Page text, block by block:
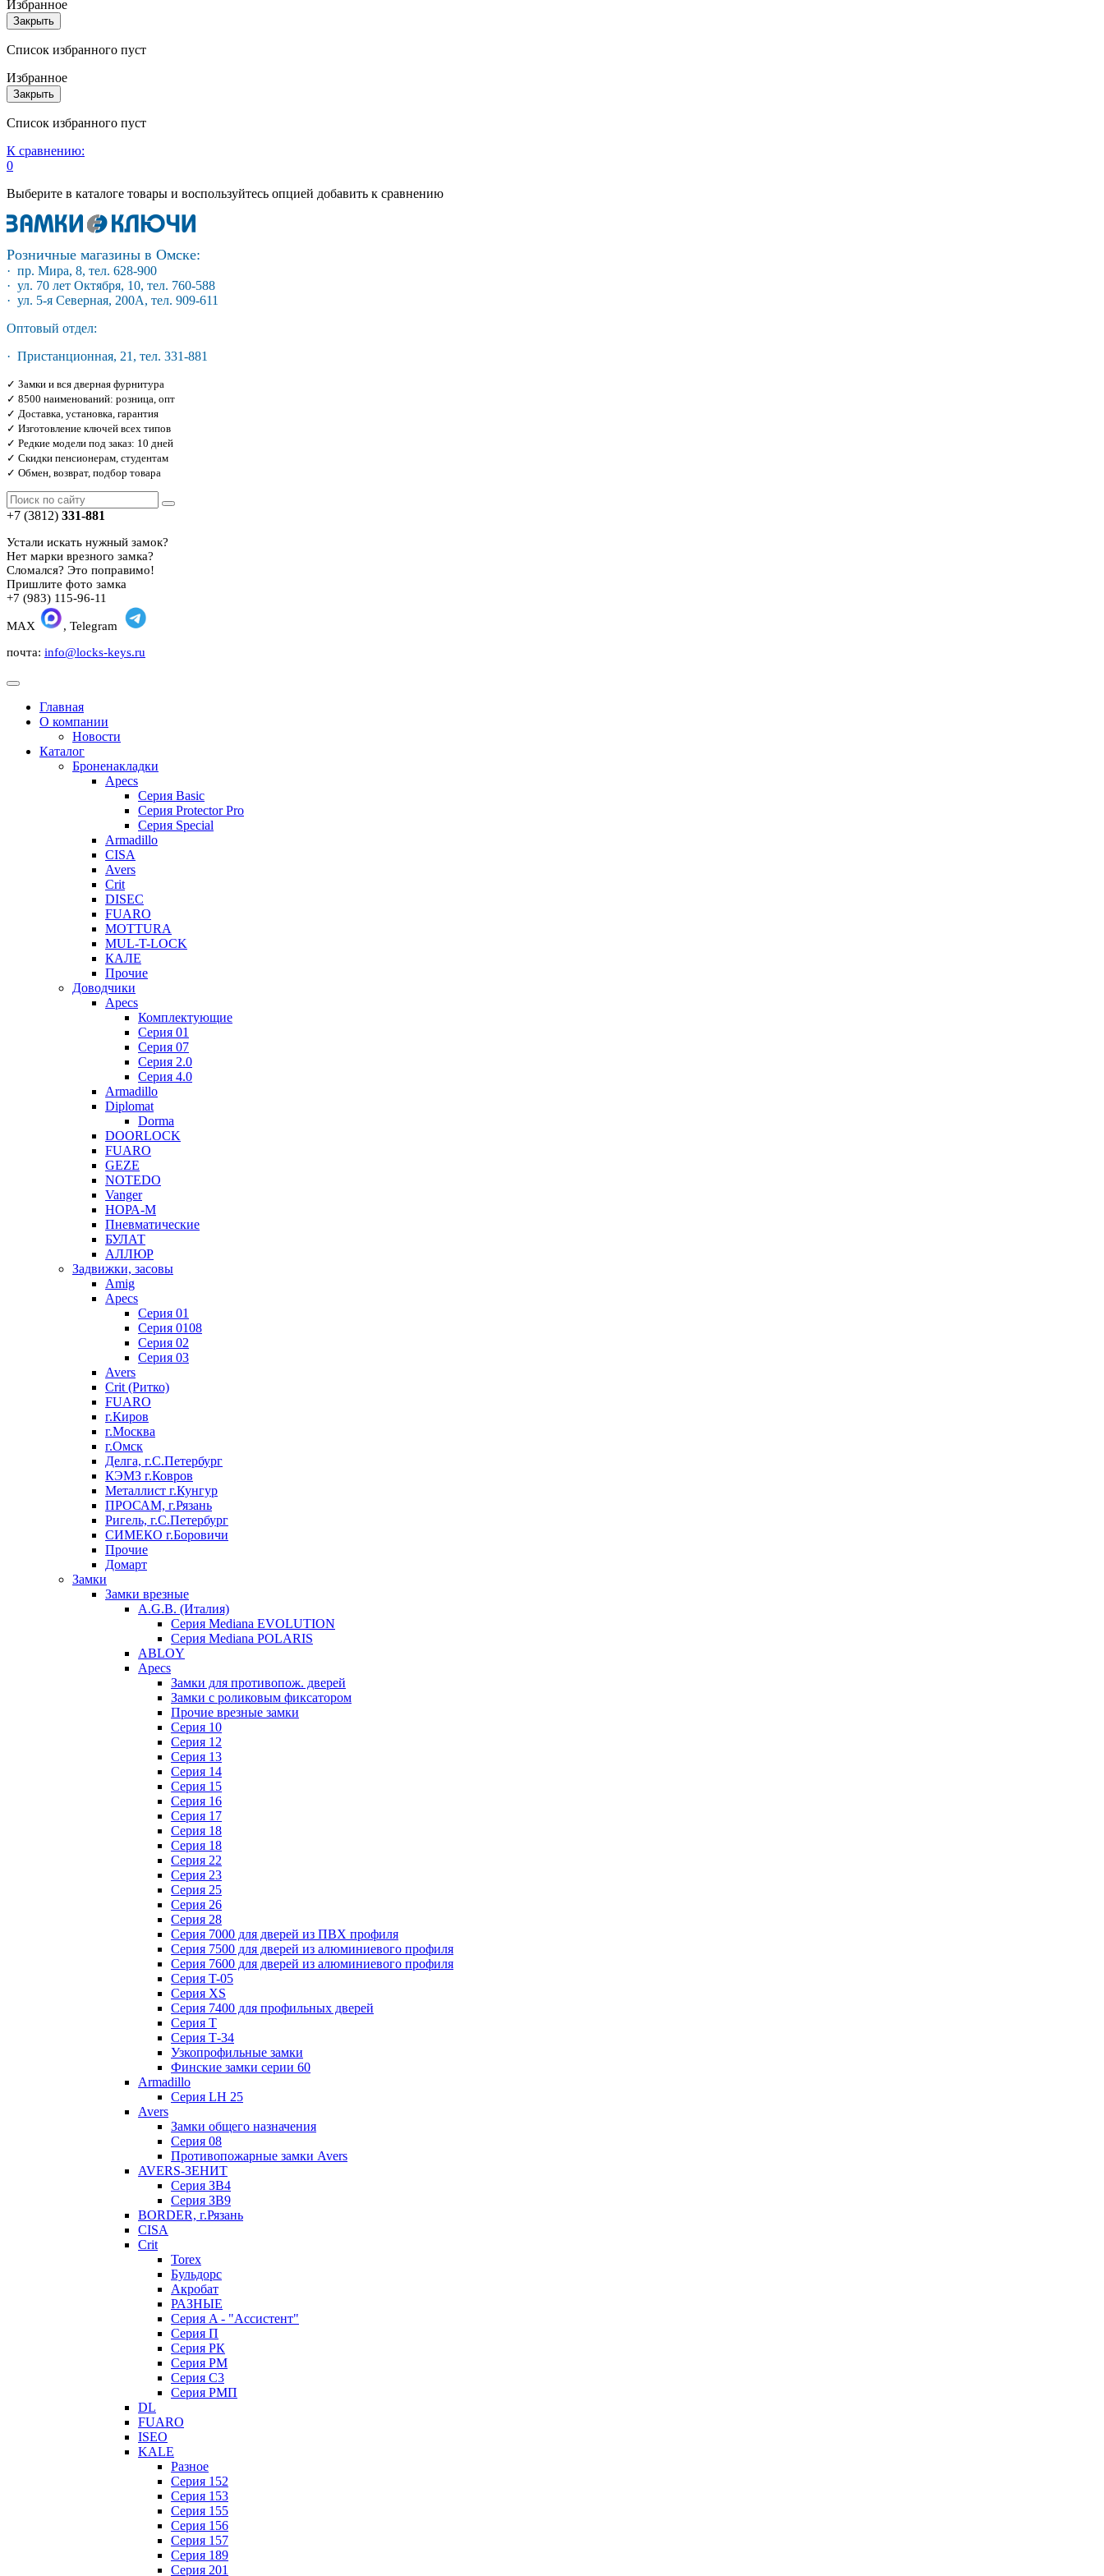
Избранное
Закрыть
Список избранного пуст
Избранное
Закрыть
Список избранного пуст
К сравнению:
0
Выберите в каталоге товары и воспользуйтесь опцией добавить к сравнению
Розничные магазины в Омске:
· пр. Мира, 8, тел. 628-900
· ул. 70 лет Октября, 10, тел. 760-588
· ул. 5-я Северная, 200А, тел. 909-611
Оптовый отдел:
· Пристанционная, 21, тел. 331-881
✓ Замки и вся дверная фурнитура
✓ 8500 наименований: розница, опт
✓ Доставка, установка, гарантия
✓ Изготовление ключей всех типов
✓ Редкие модели под заказ: 10 дней
✓ Скидки пенсионерам, студентам
✓ Обмен, возврат, подбор товара
+7 (3812) 331-881
Устали искать нужный замок?
Нет марки врезного замка?
Сломался? Это поправимо!
Пришлите фото замка
+7 (983) 115-96-11
MAX
, Telegram
почта: info@locks-keys.ru
Главная
О компании
Новости
Каталог
Броненакладки
Apecs
Серия Basic
Серия Protector Pro
Серия Special
Armadillo
CISA
Avers
Crit
DISEC
FUARO
MOTTURA
MUL-T-LOCK
КАЛЕ
Прочие
Доводчики
Apecs
Комплектующие
Серия 01
Серия 07
Серия 2.0
Серия 4.0
Armadillo
Diplomat
Dorma
DOORLOCK
FUARO
GEZE
NOTEDO
Vanger
НОРА-М
Пневматические
БУЛАТ
АЛЛЮР
Задвижки, засовы
Amig
Apecs
Серия 01
Серия 0108
Серия 02
Серия 03
Avers
Crit (Ритко)
FUARO
г.Киров
г.Москва
г.Омск
Делга, г.С.Петербург
КЭМЗ г.Ковров
Металлист г.Кунгур
ПРОСАМ, г.Рязань
Ригель, г.С.Петербург
СИМЕКО г.Боровичи
Прочие
Домарт
Замки
Замки врезные
A.G.B. (Италия)
Серия Mediana EVOLUTION
Серия Mediana POLARIS
ABLOY
Apecs
Замки для противопож. дверей
Замки с роликовым фиксатором
Прочие врезные замки
Серия 10
Серия 12
Серия 13
Серия 14
Серия 15
Серия 16
Серия 17
Серия 18
Серия 18
Серия 22
Серия 23
Серия 25
Серия 26
Серия 28
Серия 7000 для дверей из ПВХ профиля
Серия 7500 для дверей из алюминиевого профиля
Серия 7600 для дверей из алюминиевого профиля
Серия T-05
Серия XS
Серия 7400 для профильных дверей
Серия Т
Серия Т-34
Узкопрофильные замки
Финские замки серии 60
Armadillo
Серия LH 25
Avers
Замки общего назначения
Серия 08
Противопожарные замки Avers
AVERS-ЗЕНИТ
Серия ЗВ4
Серия ЗВ9
BORDER, г.Рязань
CISA
Crit
Torex
Бульдорс
Акробат
РАЗНЫЕ
Серия A - "Ассистент"
Серия П
Серия РК
Серия РМ
Серия С3
Серия РМП
DL
FUARO
ISEO
KALE
Разное
Серия 152
Серия 153
Серия 155
Серия 156
Серия 157
Серия 189
Серия 201